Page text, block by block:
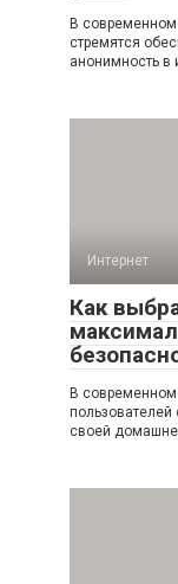
В
стремятся
анонимность в
Интернет
Как
В
своей